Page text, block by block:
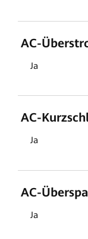
AC-
Ja
AC-
Ja
AC-
Ja